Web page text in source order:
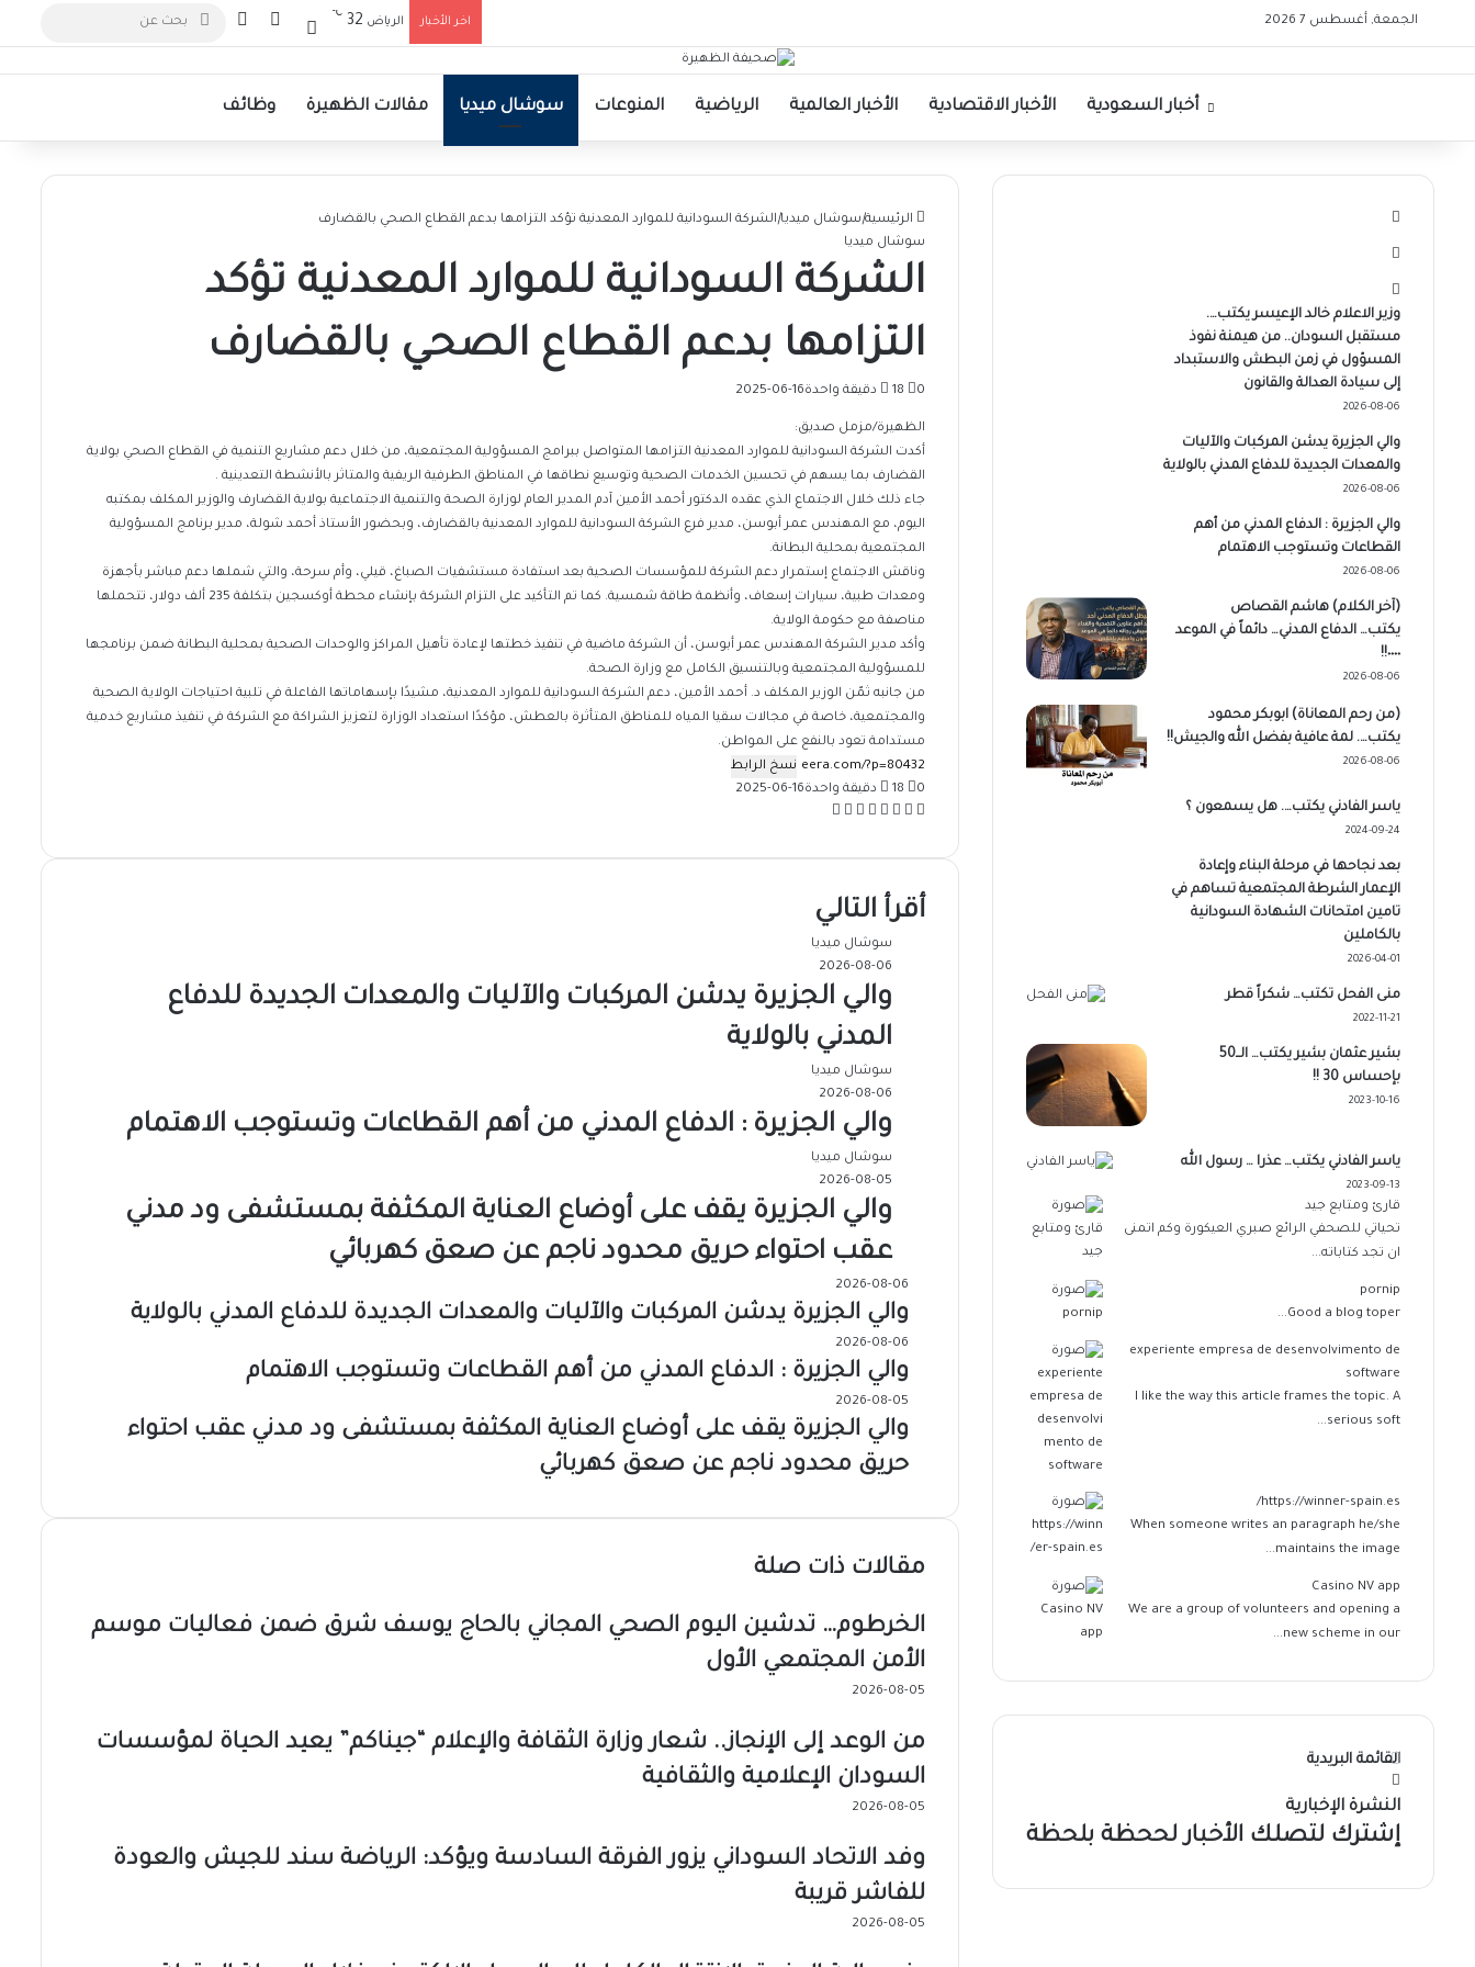
الجمعة, أغسطس 7 2026 اخر الأخبار الرياض 32
℃ تسجيل الدخول
الوضع المظلم
بحث
الرئيسيةأخبار السعودية الأخبار الاقتصادية الأخبار العالمية الرياضية المنوعات سوشال ميديا مقالات الظهيرة وظائف
الرئيسية|سوشال ميديا|الشركة السودانية للموارد المعدنية تؤكد التزامها بدعم القطاع الصحي بالقضارف
سوشال ميديا
الشركة السودانية للموارد المعدنية تؤكد
التزامها بدعم القطاع الصحي بالقضارف
2025-06-16 0 دقيقة واحدة
الظهيرة/مزمل صديق:
أكدت الشركة السودانية للموارد المعدنية التزامها المتواصل ببرامج المسؤولية المجتمعية، من خلال دعم مشاريع التنمية في القطاع الصحي بولاية
القضارف بما يسهم في تحسين الخدمات الصحية وتوسيع نطاقها في المناطق الطرفية الريفية والمتاثر بالأنشطة التعدينية .
جاء ذلك خلال الاجتماع الذي عقده الدكتور أحمد الأمين آدم المدير العام لوزارة الصحة والتنمية الاجتماعية بولاية القضارف والوزير المكلف بمكتبه
اليوم، مع المهندس عمر أبوسن، مدير فرع الشركة السودانية للموارد المعدنية بالقضارف، وبحضور الأستاذ أحمد شولة، مدير برنامج المسؤولية
المجتمعية بمحلية البطانة.
وناقش الاجتماع إستمرار دعم الشركة للمؤسسات الصحية بعد استفادة مستشفيات الصباغ، قيلي، وأم سرحة، والتي شملها دعم مباشر بأجهزة
ومعدات طبية، سيارات إسعاف، وأنظمة طاقة شمسية. كما تم التأكيد على التزام الشركة بإنشاء محطة أوكسجين بتكلفة 235 ألف دولار، تتحملها
مناصفة مع حكومة الولاية.
وأكد مدير الشركة المهندس عمر أبوسن، أن الشركة ماضية في تنفيذ خطتها لإعادة تأهيل المراكز والوحدات الصحية بمحلية البطانة ضمن برنامجها
للمسؤولية المجتمعية وبالتنسيق الكامل مع وزارة الصحة.
من جانبه ثمّن الوزير المكلف د. أحمد الأمين، دعم الشركة السودانية للموارد المعدنية، مشيدًا بإسهاماتها الفاعلة في تلبية احتياجات الولاية الصحية
والمجتمعية، خاصة في مجالات سقيا المياه للمناطق المتأثرة بالعطش، مؤكدًا استعداد الوزارة لتعزيز الشراكة مع الشركة في تنفيذ مشاريع خدمية
مستدامة تعود بالنفع على المواطن.
نسخ الرابط
2025-06-16
0
دقيقة واحدة
فيسبوك
‫X ماسنجر
ماسنجر
واتساب
تيلقرام
مشاركة
البريد
أقرأ التالي
سوشال ميديا
2026-08-06
والي الجزيرة يدشن المركبات والآليات والمعدات الجديدة للدفاع
المدني بالولاية
سوشال ميديا
2026-08-06
والي الجزيرة : الدفاع المدني من أهم القطاعات وتستوجب الاهتمام
سوشال ميديا
2026-08-05
والي الجزيرة يقف على أوضاع العناية المكثفة بمستشفى ود مدني
عقب احتواء حريق محدود ناجم عن صعق كهربائي
2026-08-06
والي الجزيرة يدشن المركبات والآليات والمعدات الجديدة للدفاع المدني بالولاية
2026-08-06
والي الجزيرة : الدفاع المدني من أهم القطاعات وتستوجب الاهتمام
2026-08-05
والي الجزيرة يقف على أوضاع العناية المكثفة بمستشفى ود مدني عقب احتواء
حريق محدود ناجم عن صعق كهربائي
مقالات ذات صلة
الخرطوم… تدشين اليوم الصحي المجاني بالحاج يوسف شرق ضمن فعاليات موسم
الأمن المجتمعي الأول
2026-08-05
من الوعد إلى الإنجاز.. شعار وزارة الثقافة والإعلام “جيناكم” يعيد الحياة لمؤسسات
السودان الإعلامية والثقافية
2026-08-05
وفد الاتحاد السوداني يزور الفرقة السادسة ويؤكد: الرياضة سند للجيش والعودة
للفاشر قريبة
2026-08-05
وزير الاعلام خالد الإعيسر يكتب….
مستقبل السودان.. من هيمنة نفوذ
المسؤول في زمن البطش والاستبداد
إلى سيادة العدالة والقانون
2026-08-06
والي الجزيرة يدشن المركبات والآليات
والمعدات الجديدة للدفاع المدني بالولاية
2026-08-06
والي الجزيرة : الدفاع المدني من أهم
القطاعات وتستوجب الاهتمام
2026-08-06
(آخر الكلام) هاشم القصاص
يكتب… الدفاع المدني… دائماً في الموعد
٠٠٠٠!!
2026-08-06
(من رحم المعاناة) ابوبكر محمود
يكتب…. لمة عافية بفضل الله والجيش!!
2026-08-06
ياسر الفادني يكتب…. هل يسمعون ؟
2024-09-24
بعد نجاحها في مرحلة البناء وإعادة
الإعمار الشرطة المجتمعية تساهم في
تامين امتحانات الشهادة السودانية
بالكاملين
2026-04-01
منى الفحل تكتب… شكراً قطر
2022-11-21
بشير عثمان بشير يكتب… الــ50
بإحساس 30 !!
2023-10-16
ياسر الفادني يكتب… عذرا … رسول الله
2023-09-13
قارئ ومتابع جيد
تحياتي للصحفي الرائع صبري العيكورة وكم اتمنى
ان تجد كتاباته...
pornip
Good a blog toper...
experiente empresa de desenvolvimento de
software
I like the way this article frames the topic. A
serious soft...
https://winner-spain.es/
When someone writes an paragraph he/she
maintains the image...
Casino NV app
We are a group of volunteers and opening a
new scheme in our...
القائمة البريدية
النشرة الإخبارية
إشترك لتصلك الأخبار لححظة بلحظة